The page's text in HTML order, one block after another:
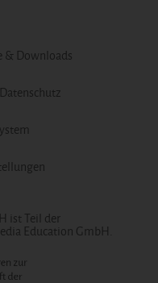
& Downloads
Datenschutz
ist Teil der
Education GmbH.